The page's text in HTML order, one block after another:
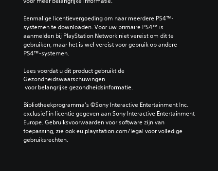
Eenmalige licentievergoeding om naar meerdere PS4™-
systemen te downloaden. Voor uw primaire PS4™ is
aanmelden bij PlayStation Network niet vereist om dit te
gebruiken, maar het is wel vereist voor gebruik op andere
PS4™-systemen.
Lees voordat u dit product gebruikt de
Gezondheidswaarschuwingen
voor belangrijke gezondheidsinformatie.
Bibliotheekprogramma's ©Sony Interactive Entertainment Inc.
exclusief in licentie gegeven aan Sony Interactive Entertainment
Europe. Gebruiksvoorwaarden voor software zijn van
toepassing, zie ook eu.playstation.com/legal voor volledige
gebruiksrechten.